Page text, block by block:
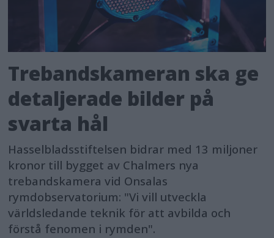
Trebandskameran ska ge
detaljerade bilder på
svarta hål
Hasselbladsstiftelsen bidrar med 13 miljoner
kronor till bygget av Chalmers nya
trebandskamera vid Onsalas
rymdobservatorium: "Vi vill utveckla
världsledande teknik för att avbilda och
förstå fenomen i rymden".